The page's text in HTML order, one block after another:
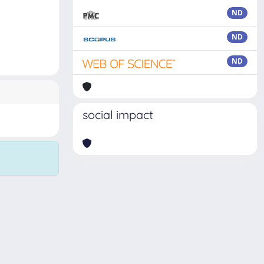
ND
ND
ND
social impact